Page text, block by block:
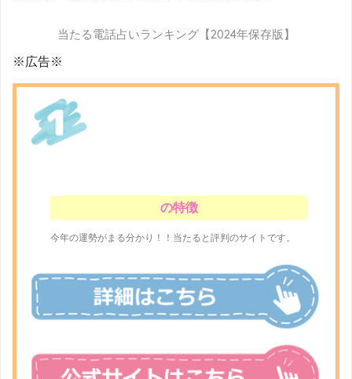
当たる電話占いランキング【2024年保存版】
※広告※
の特徴
今年の運勢がまる分かり！！当たると評判のサイトです。